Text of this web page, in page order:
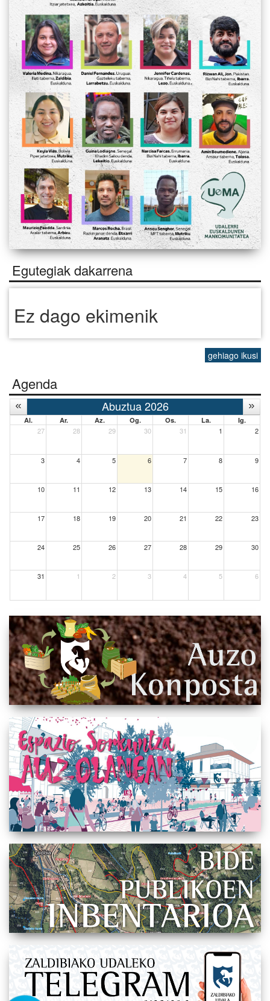
Egutegiak dakarrena
Ez dago ekimenik
gehiago ikusi
Agenda
Abuztua 2026
Al. Ar. Az. Og. Os. La. Ig.
27 28 29 30 31 1 2
3 4 5 6 7 8 9
10 11 12 13 14 15 16
17 18 19 20 21 22 23
24 25 26 27 28 29 30
31 1 2 3 4 5 6